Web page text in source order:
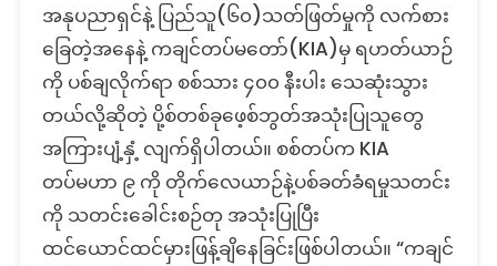
Check:
KIA
ကလက်
စား
ချေ
အနေ
ကို
အနုပညာရှင်နဲ့ ပြည်သူ(၆၀)သတ်ဖြတ်မှုကို လက်စား
ခြေတဲ့အနေနဲ့ ကချင်တပ်မတော်(KIA)မှ ရဟတ်ယာဉ်
ကို ပစ်ချလိုက်ရာ စစ်သား ၄၀၀ နီးပါး သေဆုံးသွား
တယ်လို့ဆိုတဲ့ ပို့စ်တစ်ခုဖေ့စ်ဘွတ်အသုံးပြုသူတွေ
အကြားပျံ့နှံ့ လျက်ရှိပါတယ်။ စစ်တပ်က KIA
တပ်မဟာ ၉ ကို တိုက်လေယာဉ်နဲ့ပစ်ခတ်ခံရမှုသတင်း
ကို သတင်းခေါင်းစဉ်တု အသုံးပြုပြီး
ထင်ယောင်ထင်မှားဖြန့်ချိနေခြင်းဖြစ်ပါတယ်။ “ကချင်